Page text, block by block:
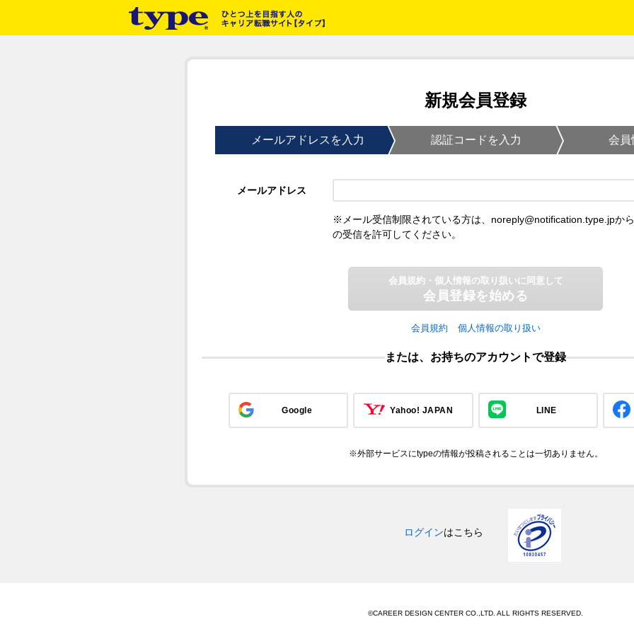
新規会員登録
メールアドレスを入力 認証コードを入力 会員
メールアドレス
※メール受信制限されている方は、noreply@notification.type.jpから
の受信を許可してください。
会員規約・個人情報の取り扱いに同意して
会員登録を始める
会員規約 個人情報の取り扱い
または、お持ちのアカウントで登録
Google Yahoo! JAPAN LINE
※外部サービスにtypeの情報が投稿されることは一切ありません。
ログインはこちら
©CAREER DESIGN CENTER CO.,LTD. ALL RIGHTS RESERVED.